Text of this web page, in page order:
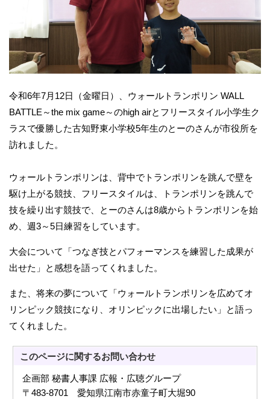
令和6年7月12日（金曜日）、ウォールトランポリン WALL
BATTLE～the mix game～のhigh airとフリースタイル小学生ク
ラスで優勝した古知野東小学校5年生のとーのさんが市役所を
訪れました。
ウォールトランポリンは、背中でトランポリンを跳んで壁を
駆け上がる競技、フリースタイルは、トランポリンを跳んで
技を繰り出す競技で、とーのさんは8歳からトランポリンを始
め、週3～5日練習をしています。
大会について「つなぎ技とパフォーマンスを練習した成果が
出せた」と感想を語ってくれました。
また、将来の夢について「ウォールトランポリンを広めてオ
リンピック競技になり、オリンピックに出場したい」と語っ
てくれました。
このページに関するお問い合わせ
企画部 秘書人事課 広報・広聴グループ
〒483-8701 愛知県江南市赤童子町大堀90